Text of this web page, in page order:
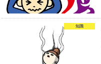
知識